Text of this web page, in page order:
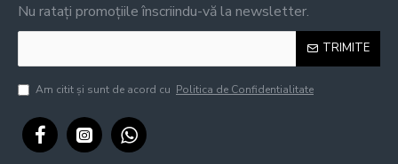
Nu ratați promoțiile înscriindu-vă la newsletter.
TRIMITE
Am citit şi sunt de acord cu Politica de Confidentialitate